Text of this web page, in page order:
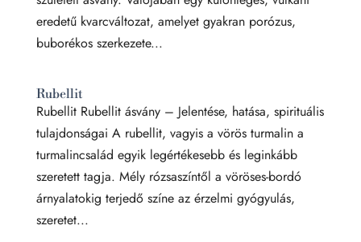
eredetű kvarcváltozat, amelyet gyakran porózus,
buborékos szerkezete...
Rubellit
Rubellit Rubellit ásvány – Jelentése, hatása, spirituális
tulajdonságai A rubellit, vagyis a vörös turmalin a
turmalincsalád egyik legértékesebb és leginkább
szeretett tagja. Mély rózsaszíntől a vöröses-bordó
árnyalatokig terjedő színe az érzelmi gyógyulás,
szeretet...